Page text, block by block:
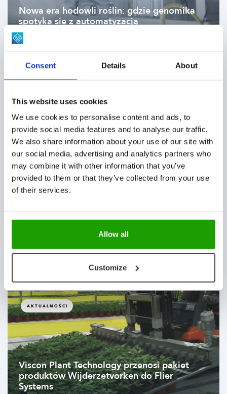
Consent Details About
This website uses cookies
We use cookies to personalise content and ads, to
provide social media features and to analyse our traffic.
We also share information about your use of our site with
our social media, advertising and analytics partners who
may combine it with other information that you’ve
provided to them or that they’ve collected from your use
of their services.
Allow all
Customize
Nowa era hodowli roślin: gdzie genomika
spotyka się z automatyzacją
Grupa Looije wybiera Viscon na
strategicznego partnera w zakresie
automatyzacji dla nowej lokalizacji
produkcyjnej
AKTUALNOŚCI
Viscon Group, Division Q i Koppert Cress
podpisują strategiczne porozumienie
partnerskie dotyczące automatyzacji
procesów po zbiorach
AKTUALNOŚCI
Viscon Plant Technology przenosi pakiet
produktów Wijderzetvorken do Flier
Systems